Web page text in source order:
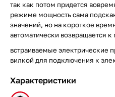
так как потом придется
режиме мощность сама
значений, но на короткое
автоматически возвращается
встраиваемые электрические
вилкой для подключения к
Характеристики